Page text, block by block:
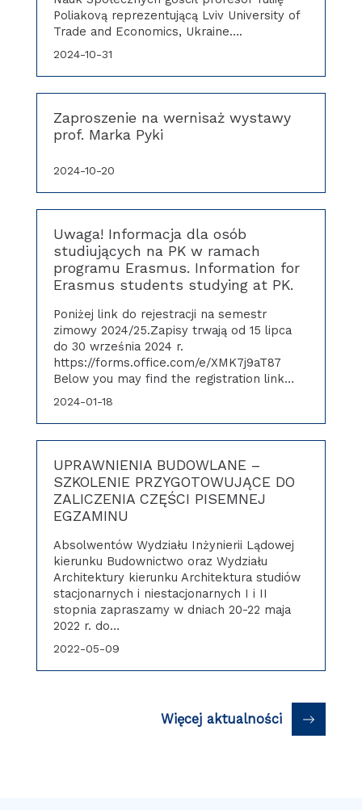
Poliakovą reprezentującą Lviv University of
Trade and Economics, Ukraine….
2024-10-31
Zaproszenie na wernisaż wystawy
prof. Marka Pyki
2024-10-20
Uwaga! Informacja dla osób
studiujących na PK w ramach
programu Erasmus. Information for
Erasmus students studying at PK.
Poniżej link do rejestracji na semestr
zimowy 2024/25.Zapisy trwają od 15 lipca
do 30 września 2024 r.
https://forms.office.com/e/XMK7j9aT87
Below you may find the registration link…
2024-01-18
UPRAWNIENIA BUDOWLANE –
SZKOLENIE PRZYGOTOWUJĄCE DO
ZALICZENIA CZĘŚCI PISEMNEJ
EGZAMINU
Absolwentów Wydziału Inżynierii Lądowej
kierunku Budownictwo oraz Wydziału
Architektury kierunku Architektura studiów
stacjonarnych i niestacjonarnych I i II
stopnia zapraszamy w dniach 20-22 maja
2022 r. do…
2022-05-09
Więcej aktualności